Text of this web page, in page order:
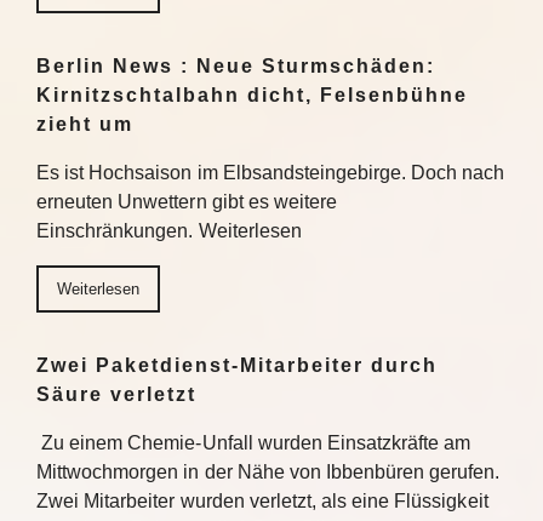
Berlin News : Neue Sturmschäden:
Kirnitzschtalbahn dicht, Felsenbühne
zieht um
Es ist Hochsaison im Elbsandsteingebirge. Doch nach
erneuten Unwettern gibt es weitere
Einschränkungen. Weiterlesen
Weiterlesen
Zwei Paketdienst-Mitarbeiter durch
Säure verletzt
Zu einem Chemie-Unfall wurden Einsatzkräfte am
Mittwochmorgen in der Nähe von Ibbenbüren gerufen.
Zwei Mitarbeiter wurden verletzt, als eine Flüssigkeit